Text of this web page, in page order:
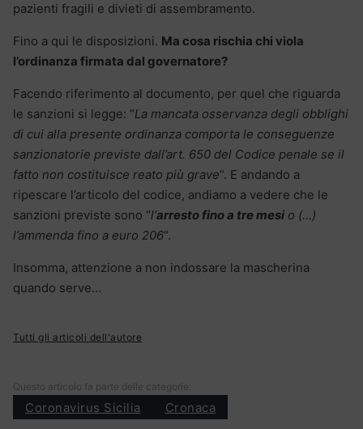
pazienti fragili e divieti di assembramento.
Fino a qui le disposizioni. Ma cosa rischia chi viola
l’ordinanza firmata dal governatore?
Facendo riferimento al documento, per quel che riguarda
le sanzioni si legge: “La mancata osservanza degli obblighi
di cui alla presente ordinanza comporta le conseguenze
sanzionatorie previste dall’art. 650 del Codice penale se il
fatto non costituisce reato più grave“. E andando a
ripescare l’articolo del codice, andiamo a vedere che le
sanzioni previste sono “l’arresto fino a tre mesi o (…)
l’ammenda fino a euro 206“.
Insomma, attenzione a non indossare la mascherina
quando serve…
Tutti gli articoli dell'autore
Questo articolo fa parte delle categorie:
Coronavirus Sicilia Cronaca